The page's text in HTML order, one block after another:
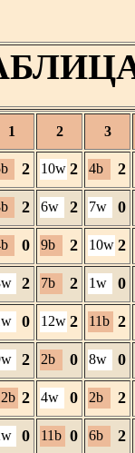
1 2 3
2 10w 2 4b 2
2 6w 2 7w 0
0 9b 2 10w 2
2 7b 2 1w 0
0 12w 2 11b 2
2 2b 0 8w 0
2 4w 0 2b 2
0 11b 0 6b 2